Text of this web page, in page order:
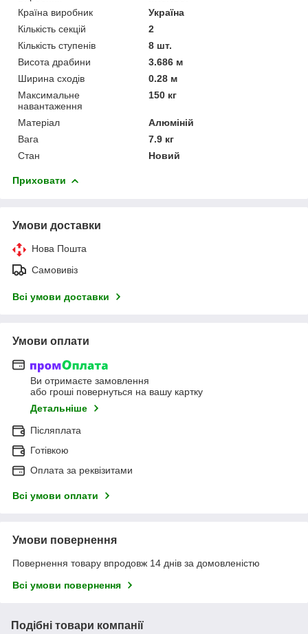
Країна виробник
Україна
Кількість секцій
2
Кількість ступенів
8 шт.
Висота драбини
3.686 м
Ширина сходів
0.28 м
Максимальне
навантаження
150 кг
Матеріал
Алюміній
Вага
7.9 кг
Стан
Новий
Приховати
Умови доставки
Нова Пошта
Самовивіз
Всі умови доставки
Умови оплати
Ви отримаєте замовлення
або гроші повернуться на вашу картку
Детальніше
Післяплата
Готівкою
Оплата за реквізитами
Всі умови оплати
Умови повернення
Повернення товару впродовж 14 днів за домовленістю
Всі умови повернення
Подібні товари компанії